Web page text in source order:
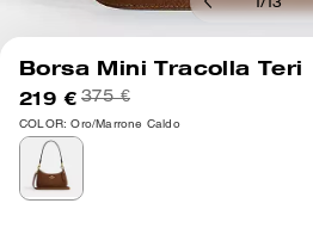
1/ 13
Borsa Mini Tracolla Teri
219 € 375 €
COLOR: Oro/Marrone Caldo